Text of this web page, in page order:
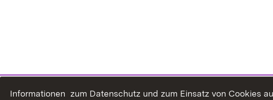
Informationen zum Datenschutz und zum Einsatz von Cookies